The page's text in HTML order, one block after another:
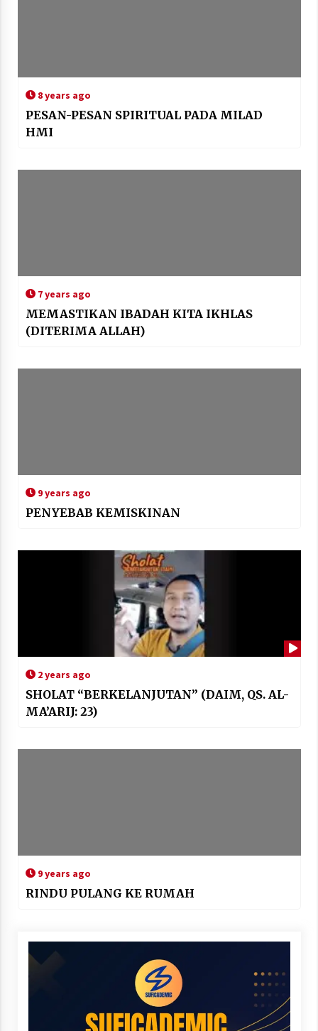
8 years ago
PESAN-PESAN SPIRITUAL PADA MILAD
HMI
7 years ago
MEMASTIKAN IBADAH KITA IKHLAS
(DITERIMA ALLAH)
9 years ago
PENYEBAB KEMISKINAN
2 years ago
SHOLAT “BERKELANJUTAN” (DAIM, QS. AL-
MA’ARIJ: 23)
9 years ago
RINDU PULANG KE RUMAH